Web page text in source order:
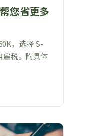
您省更多
，选择 S-
雇税。附具体